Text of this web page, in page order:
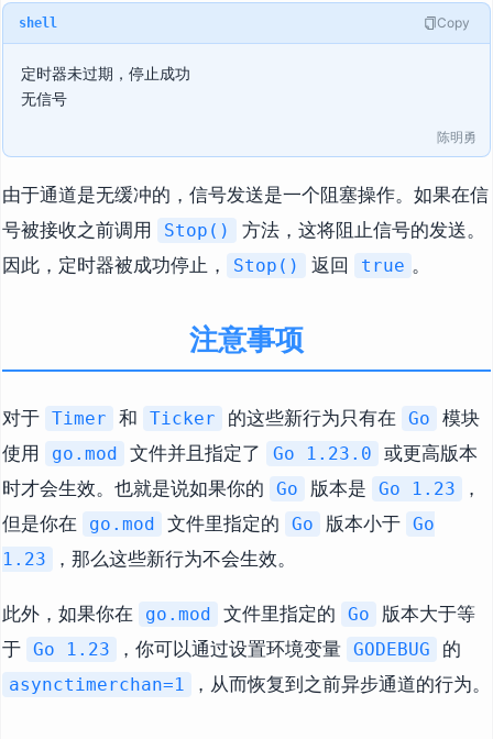
shell Copy
定时器未过期，停止成功
陈明勇
由于通道是无缓冲的，信号发送是一个阻塞操作。如果在信
号被接收之前调用
Stop()
方法，这将阻止信号的发送。
因此，定时器被成功停止，
Stop() 返回 true 。
注意事项
对于 Timer 和 Ticker 的这些新行为只有在 Go
模块
使用
go.mod 文件并且指定了 Go 1.23.0
或更高版本
时才会生效。也就是说如果你的
Go 版本是 Go 1.23
，
但是你在
go.mod 文件里指定的 Go 版本小于 Go
1.23
，那么这些新行为不会生效。
此外，如果你在 go.mod 文件里指定的 Go
版本大于等
于 Go 1.23 ，你可以通过设置环境变量 GODEBUG 的
asynctimerchan=1 ，从而恢复到之前异步通道的行为。